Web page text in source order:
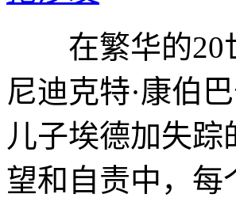
在繁华的20世
尼迪克特·康伯
儿子埃德加失
望和自责中，